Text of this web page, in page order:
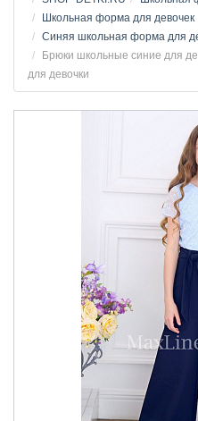
Школьная форма для девочек
Синяя школьная форма для
Брюки школьные синие для
для девочки